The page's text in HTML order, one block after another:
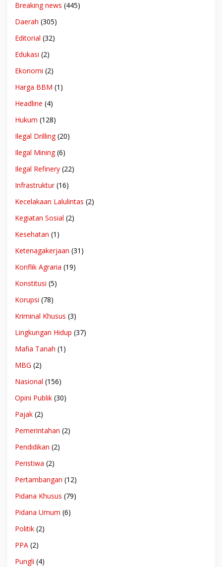
Breaking news (445)
Daerah (305)
Editorial (32)
Edukasi (2)
Ekonomi (2)
Harga BBM (1)
Headline (4)
Hukum (128)
Ilegal Drilling(20)
Ilegal Mining(6)
Ilegal Refinery (22)
Infrastruktur(16)
Kecelakaan Lalulintas (2)
Kegiatan Sosial (2)
Kesehatan (1)
Ketenagakerjaan (31)
Konflik Agraria (19)
Konstitusi (5)
Korupsi (78)
Kriminal Khusus (3)
Lingkungan Hidup (37)
Mafia Tanah (1)
MBG (2)
Nasional (156)
Opini Publik (30)
Pajak (2)
Pemerintahan (2)
Pendidikan (2)
Peristiwa (2)
Pertambangan (12)
Pidana Khusus (79)
Pidana Umum (6)
Politik (2)
PPA (2)
Pungli (4)